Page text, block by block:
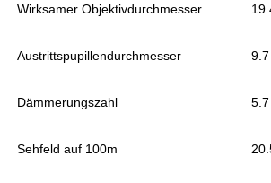
Wirksamer Objektivdurchmesser
Austrittspupillendurchmesser
Dämmerungszahl 5.7
Sehfeld auf 100m